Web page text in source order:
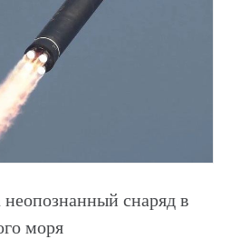
снаряд в
моря